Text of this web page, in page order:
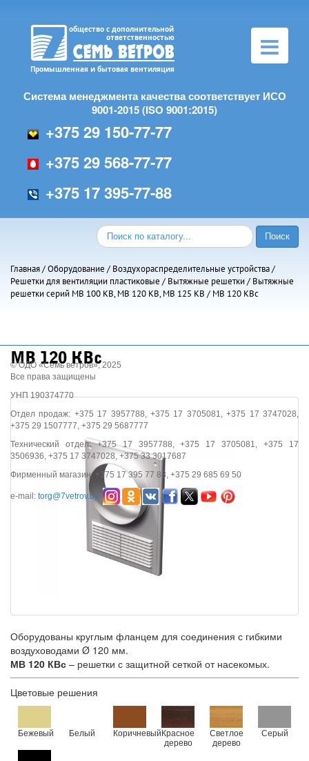
Система менеджмента качества соответствует ИСО
9001-2015 (ISO 9001:2015)
+375 29 150-77-77
+375 29 568-77-77
+375 17 395-77-88
Главная/Оборудование / Воздухораспределительные устройства/
Решетки для вентиляции пластиковые / Вытяжные решетки/ Вытяжные
решетки серий МВ 100 КВ, МВ 120 КВ, МВ 125 КВ / МВ 120 КВc
МВ 120 КВc
Оборудованы круглым фланцем для соединения с гибкими
воздуховодами Ø 120 мм.
МВ 120 КВс – решетки с защитной сеткой от насекомых.
Цветовые решения
Бежевый Белый КоричневыйКрасное
дерево
Светлое
дерево
Серый
© ОДО «Семь ветров», 2025
Все права защищены
УНП 190374770
Отдел продаж: +375 17 3957788, +375 17 3705081, +375 17 3747028,
+375 29 1507777, +375 29 5687777
Технический отдел: +375 17 3957788, +375 17 3705081, +375 17
3506936, +375 17 3747028, +375 33 3017687
Фирменный магазин: +375 17 395 77 88, +375 29 685 69 50
e-mail: torg@7vetrov.by